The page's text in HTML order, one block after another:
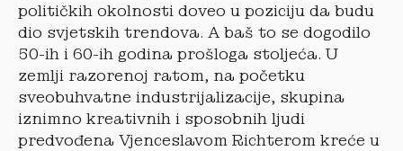
političkih okolnosti doveo u poziciju da budu
dio svjetskih trendova. A baš to se dogodilo
50-ih i 60-ih godina prošloga stoljeća. U
zemlji razorenoj ratom, na početku
sveobuhvatne industrijalizacije, skupina
iznimno kreativnih i sposobnih ljudi
predvođena Vjenceslavom Richterom kreće u